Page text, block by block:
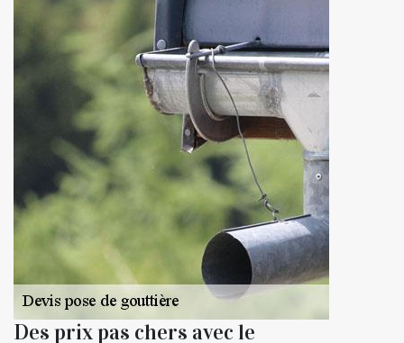
Des prix pas chers avec le